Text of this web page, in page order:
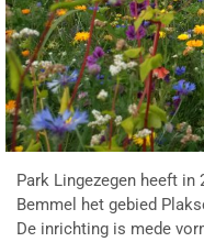
Park Lingezegen heeft in
Bemmel het gebied
De inrichting is mede